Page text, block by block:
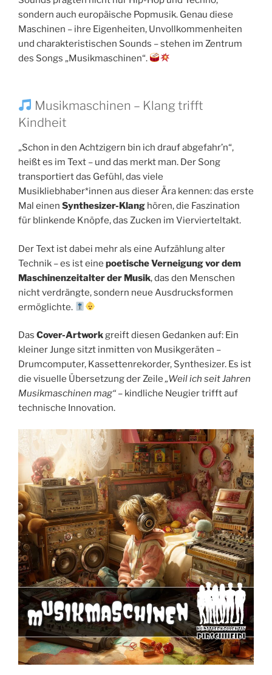
sondern auch europäische Popmusik. Genau diese
Maschinen – ihre Eigenheiten, Unvollkommenheiten
und charakteristischen Sounds – stehen im Zentrum
des Songs „Musikmaschinen“.
Musikmaschinen – Klang trifft
Kindheit
„Schon in den Achtzigern bin ich drauf abgefahr’n“,
heißt es im Text – und das merkt man. Der Song
transportiert das Gefühl, das viele
Musikliebhaber*innen aus dieser Ära kennen: das erste
Mal einen Synthesizer-Klang hören, die Faszination
für blinkende Knöpfe, das Zucken im Viervierteltakt.
Der Text ist dabei mehr als eine Aufzählung alter
Technik – es ist eine poetische Verneigung vor dem
Maschinenzeitalter der Musik, das den Menschen
nicht verdrängte, sondern neue Ausdrucksformen
ermöglichte.
Das Cover-Artworkgreift diesen Gedanken auf: Ein
kleiner Junge sitzt inmitten von Musikgeräten –
Drumcomputer, Kassettenrekorder, Synthesizer. Es ist
die visuelle Übersetzung der Zeile„Weil ich seit Jahren
Musikmaschinen mag“ – kindliche Neugier trifft auf
technische Innovation.